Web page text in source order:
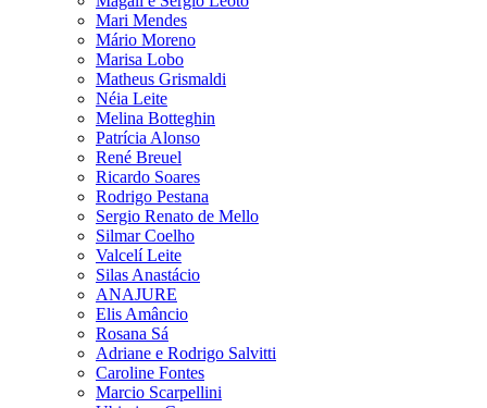
Mari Mendes
Mário Moreno
Marisa Lobo
Matheus Grismaldi
Néia Leite
Melina Botteghin
Patrícia Alonso
René Breuel
Ricardo Soares
Rodrigo Pestana
Sergio Renato de Mello
Silmar Coelho
Valcelí Leite
Silas Anastácio
ANAJURE
Elis Amâncio
Rosana Sá
Adriane e Rodrigo Salvitti
Caroline Fontes
Marcio Scarpellini